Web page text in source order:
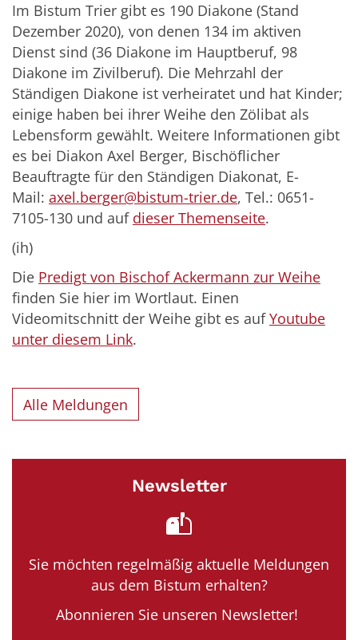
Im Bistum Trier gibt es 190 Diakone (Stand
Dezember 2020), von denen 134 im aktiven
Dienst sind (36 Diakone im Hauptberuf, 98
Diakone im Zivilberuf). Die Mehrzahl der
Ständigen Diakone ist verheiratet und hat Kinder;
einige haben bei ihrer Weihe den Zölibat als
Lebensform gewählt. Weitere Informationen gibt
es bei Diakon Axel Berger, Bischöflicher
Beauftragte für den Ständigen Diakonat, E-
Mail: axel.berger@bistum-trier.de, Tel.: 0651-
7105-130 und auf dieser Themenseite.
(ih)
Die Predigt von Bischof Ackermann zur Weihe
finden Sie hier im Wortlaut. Einen
Videomitschnitt der Weihe gibt es aufYoutube
unter diesem Link.
Alle Meldungen
Newsletter
Sie möchten regelmäßig aktuelle Meldungen
aus dem Bistum erhalten?
Abonnieren Sie unseren Newsletter!